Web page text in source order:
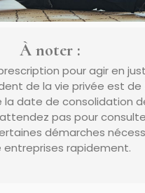
À noter :
pour agir en
de la vie privée est de
date de consolidation
pas pour
démarches
entreprises rapidement.